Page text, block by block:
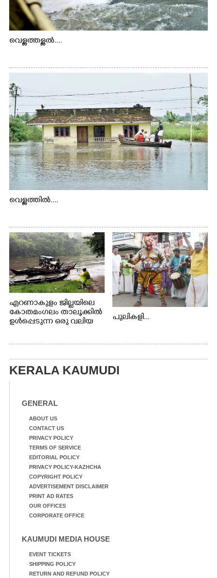
വെള്ളത്തള്ളൽ....
വെള്ളത്തിൽ....
എറണാകുളം ജില്ലയിലെ
കോതമംഗലം താലൂക്കിൽ
ഉൾപ്പെടുന്ന ഒരു വലിയ
വെള്ളാരംകുത്ത്,
കത്തിപ്പാറ, ഉറിയംപെട്ടി,
തേക്കല്ല്, വെട്ടിക്കല്ല്,
പ്രധാന സഞ്ചാര
കടത്ത് വള്ളം
പുലികളി...
KERALA KAUMUDI
GENERAL
ABOUT US
CONTACT US
PRIVACY POLICY
TERMS OF SERVICE
EDITORIAL POLICY
PRIVACY POLICY-KAZHCHA
COPYRIGHT POLICY
ADVERTISEMENT DISCLAIMER
PRINT AD RATES
OUR OFFICES
CORPORATE OFFICE
KAUMUDI MEDIA HOUSE
EVENT TICKETS
SHIPPING POLICY
RETURN AND REFUND POLICY